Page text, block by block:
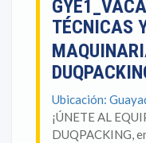
TÉCNICAS
Ubicación:
¡ÚNETE AL
DUQPACKING,